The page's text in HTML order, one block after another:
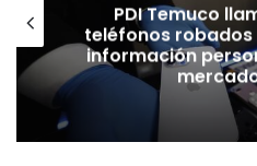
PDI Temuco
teléfonos
información